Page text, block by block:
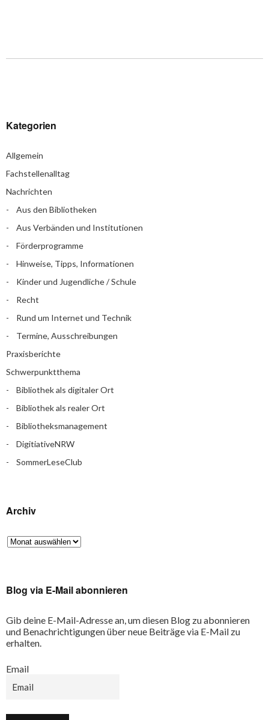
Kategorien
Allgemein
Fachstellenalltag
Nachrichten
Aus den Bibliotheken
Aus Verbänden und Institutionen
Förderprogramme
Hinweise, Tipps, Informationen
Kinder und Jugendliche / Schule
Recht
Rund um Internet und Technik
Termine, Ausschreibungen
Praxisberichte
Schwerpunktthema
Bibliothek als digitaler Ort
Bibliothek als realer Ort
Bibliotheksmanagement
DigitiativeNRW
SommerLeseClub
Archiv
Blog via E-Mail abonnieren
Gib deine E-Mail-Adresse an, um diesen Blog zu abonnieren
und Benachrichtigungen über neue Beiträge via E-Mail zu
erhalten.
Email